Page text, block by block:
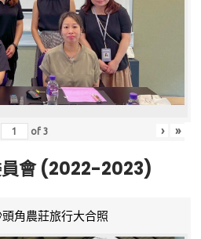
of3 › »
員會 (2022-2023)
角農莊旅行大合照